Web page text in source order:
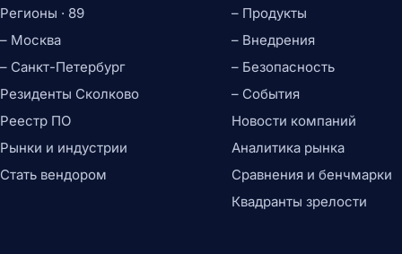
Регионы · 89
– Москва
– Санкт-Петербург
Резиденты Сколково
Реестр ПО
Рынки и индустрии
Стать вендором
– Продукты
– Внедрения
– Безопасность
– События
Новости компаний
Аналитика рынка
Сравнения и бенчмарки
Квадранты зрелости